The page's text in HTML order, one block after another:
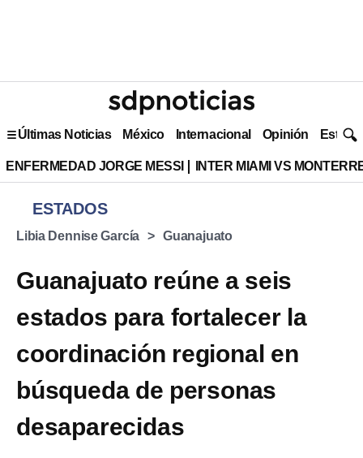
Últimas Noticias México Internacional Opinión Estilo
ENFERMEDAD JORGE MESSI INTER MIAMI VS
ESTADOS
Libia Dennise García Guanajuato
Guanajuato reúne a seis
estados para fortalecer la
coordinación regional en
búsqueda de personas
desaparecidas